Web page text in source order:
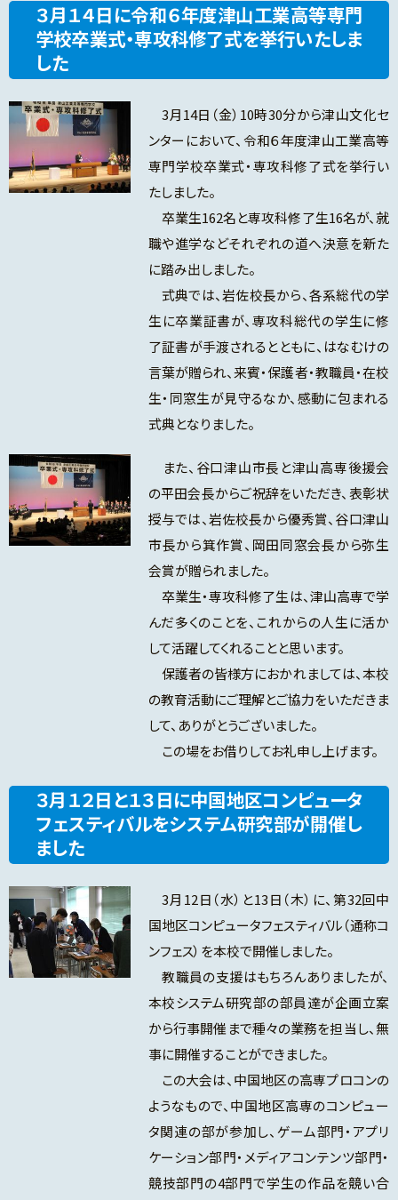
３月１４日に令和６年度津山工業高等専門
学校卒業式・専攻科修了式を挙行いたしま
した
3月14日（金）10時30分から津山文化セ
ンターにおいて、令和６年度津山工業高等
専門学校卒業式・専攻科修了式を挙行い
たしました。
卒業生162名と専攻科修了生16名が、就
職や進学などそれぞれの道へ決意を新た
に踏み出しました。
式典では、岩佐校長から、各系総代の学
生に卒業証書が、専攻科総代の学生に修
了証書が手渡されるとともに、はなむけの
言葉が贈られ、来賓・保護者・教職員・在校
生・同窓生が見守るなか、感動に包まれる
式典となりました。
また、谷口津山市長と津山高専後援会
の平田会長からご祝辞をいただき、表彰状
授与では、岩佐校長から優秀賞、谷口津山
市長から箕作賞、岡田同窓会長から弥生
会賞が贈られました。
卒業生・専攻科修了生は、津山高専で学
んだ多くのことを、これからの人生に活か
して活躍してくれることと思います。
保護者の皆様方におかれましては、本校
の教育活動にご理解とご協力をいただきま
して、ありがとうございました。
この場をお借りしてお礼申し上げます。
３月１２日と１３日に中国地区コンピュータ
フェスティバルをシステム研究部が開催し
ました
3月12日（水）と13日（木）に、第32回中
国地区コンピュータフェスティバル（通称コ
ンフェス）を本校で開催しました。
教職員の支援はもちろんありましたが、
本校システム研究部の部員達が企画立案
から行事開催まで種々の業務を担当し、無
事に開催することができました。
この大会は、中国地区の高専プロコンの
ようなもので、中国地区高専のコンピュー
タ関連の部が参加し、ゲーム部門・アプリ
ケーション部門・メディアコンテンツ部門・
競技部門の4部門で学生の作品を競い合